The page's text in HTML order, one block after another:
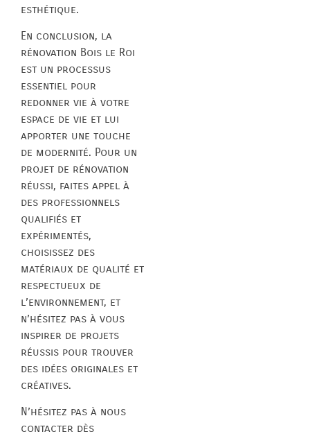
esthétique.
En conclusion, la
rénovation Bois le Roi
est un processus
essentiel pour
redonner vie à votre
espace de vie et lui
apporter une touche
de modernité. Pour un
projet de rénovation
réussi, faites appel à
des professionnels
qualifiés et
expérimentés,
choisissez des
matériaux de qualité et
respectueux de
l’environnement, et
n’hésitez pas à vous
inspirer de projets
réussis pour trouver
des idées originales et
créatives.
N’hésitez pas à nous
contacter dès